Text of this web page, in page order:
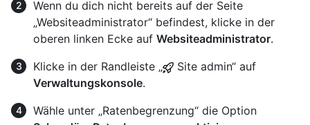
Wenn du dich nicht bereits auf der Seite
„Websiteadministrator“ befindest, klicke in der
oberen linken Ecke auf Websiteadministrator.
Klicke in der Randleiste „
Site admin“ auf
Verwaltungskonsole.
Wähle unter „Ratenbegrenzung“ die Option